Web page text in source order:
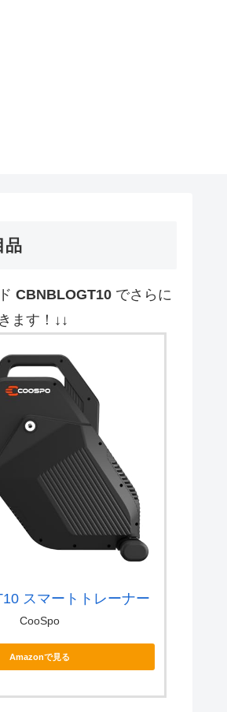
品
CBNBLOGT10 でさらに
ます！↓↓
スマートトレーナー
CooSpo
Amazonで見る